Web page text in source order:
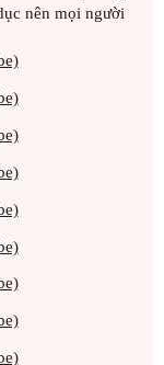
nên mọi người